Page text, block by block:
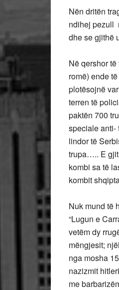
Nën dritën
ndihej pezull
dhe se gjithë
Në qershor
romë) ende
plotësojnë
terren të
paktën 700
speciale anti-
lindor të
trupa….. E
kombi sa të
kombit
Nuk mund të
“Lugun e
vetëm dy
mëngjesit;
nga mosha
nazizmit
me